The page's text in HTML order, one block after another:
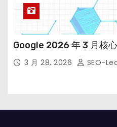
Google 2026 年 3 月核
3 月 28, 2026 SEO-